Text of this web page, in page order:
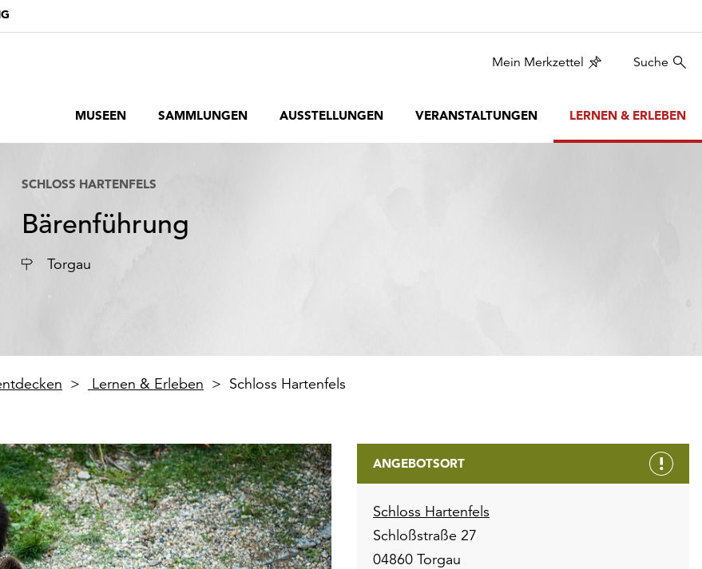
Mein Merkzettel Suche
MUSEEN SAMMLUNGEN AUSSTELLUNGEN VERANSTALTUNGEN LERNEN & ERLEBEN
SCHLOSS HARTENFELS
Bärenführung
Ort Torgau
Lernen & Erleben Schloss Hartenfels
ANGEBOTSORT
Schloss Hartenfels
Schloßstraße 27
04860 Torgau